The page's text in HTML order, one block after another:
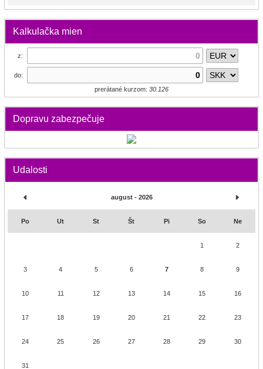
Kalkulačka mien
z:
do:
prerátané kurzom: 30.126
Dopravu zabezpečuje
Udalosti
august - 2026
Po Ut St Št Pi So Ne
1 2
3 4 5 6 7 8 9
10 11 12 13 14 15 16
17 18 19 20 21 22 23
24 25 26 27 28 29 30
31